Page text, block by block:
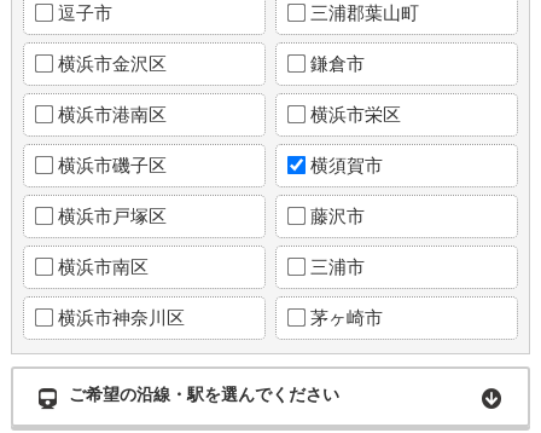
逗子市 三浦郡葉山町
横浜市金沢区 鎌倉市
横浜市港南区 横浜市栄区
横浜市磯子区 横須賀市
横浜市戸塚区 藤沢市
横浜市南区 三浦市
横浜市神奈川区 茅ヶ崎市
ご希望の沿線・駅を選んでください